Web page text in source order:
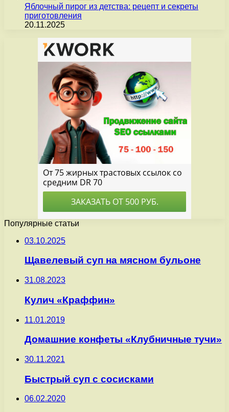
Яблочный пирог из детства: рецепт и секреты
приготовления
20.11.2025
Популярные статьи
03.10.2025
Щавелевый суп на мясном бульоне
31.08.2023
Кулич «Краффин»
11.01.2019
Домашние конфеты «Клубничные тучи»
30.11.2021
Быстрый суп с сосисками
06.02.2020